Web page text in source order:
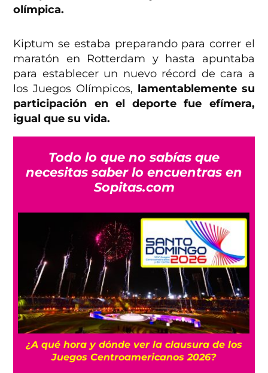
olímpica.
Kiptum se estaba preparando para correr el
maratón en Rotterdam y hasta apuntaba
para establecer un nuevo récord de cara a
los Juegos Olímpicos, lamentablemente su
participación en el deporte fue efímera,
igual que su vida.
Todo lo que no sabías que
necesitas saber lo encuentras en
Sopitas.com
¿A qué hora y dónde ver la clausura de los
Juegos Centroamericanos 2026?